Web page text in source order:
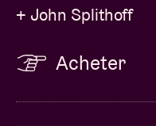
+ John Splithoff
Acheter